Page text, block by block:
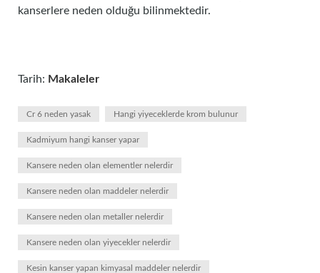
kanserlere neden olduğu bilinmektedir.
Tarih: Makaleler
Cr 6 neden yasak Hangi yiyeceklerde krom bulunur
Kadmiyum hangi kanser yapar
Kansere neden olan elementler nelerdir
Kansere neden olan maddeler nelerdir
Kansere neden olan metaller nelerdir
Kansere neden olan yiyecekler nelerdir
Kesin kanser yapan kimyasal maddeler nelerdir